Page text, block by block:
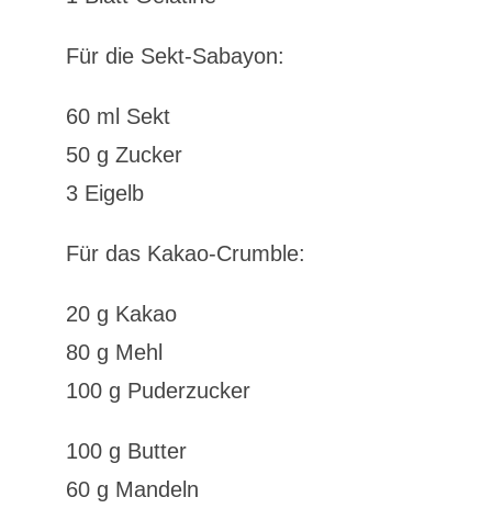
Für die Sekt-Sabayon:
60 ml Sekt
50 g Zucker
3 Eigelb
Für das Kakao-Crumble:
20 g Kakao
80 g Mehl
100 g Puderzucker
100 g Butter
60 g Mandeln